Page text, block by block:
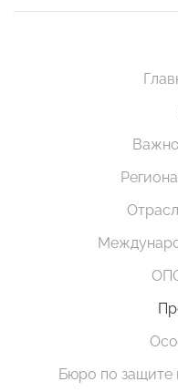
Бюро по защите